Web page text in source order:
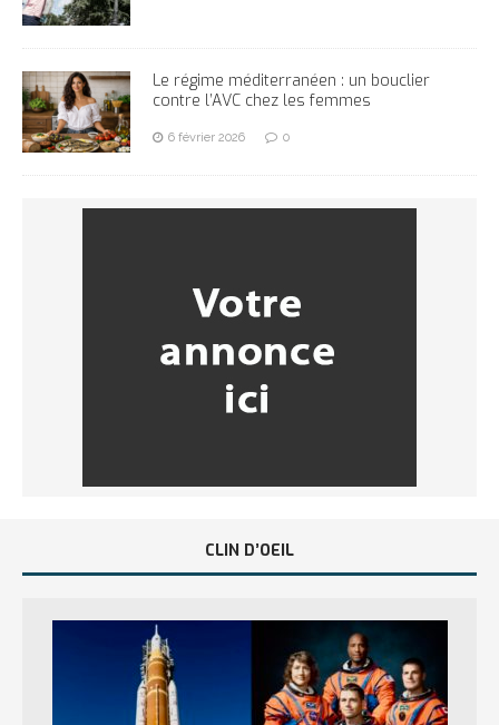
Le régime méditerranéen : un bouclier
contre l’AVC chez les femmes
6 février 2026 0
CLIN D’OEIL